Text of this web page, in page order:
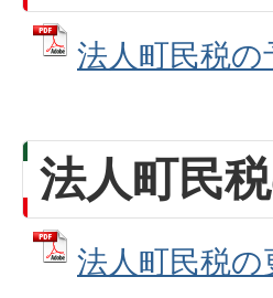
法人町民税
法人町民
法人町民税